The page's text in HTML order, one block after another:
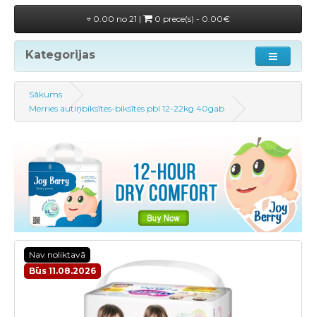
0.00 no 21 | 0 prece(s) - 0.00€
Kategorijas
Sākums
Merries autiņbiksītes-biksītes pbl 12-22kg 40gab
Nav noliktavā
Būs 11.08.2026